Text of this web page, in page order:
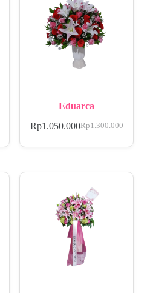
Eduarca
Rp1.300.000
Rp1.050.000